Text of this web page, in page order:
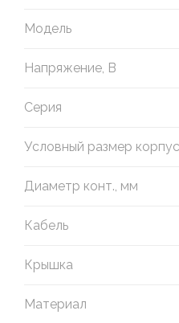
Модель
Напряжение, В
Серия
Условный размер
Диаметр конт., мм
Кабель
Крышка
Материал